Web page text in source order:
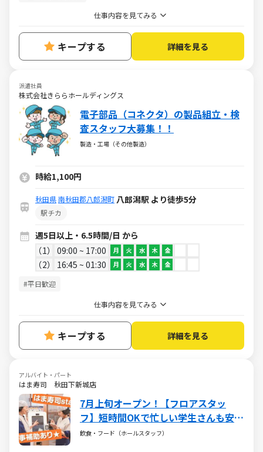
仕事内容を見てみる
キープする 詳細を見る
派遣社員
株式会社きららホールディングス
電子部品（コネクタ）の製品組立・検
査スタッフ大募集！！
製造・工場（その他製造）
時給1,100円
秋田県南秋田郡八郎潟町八郎潟駅 より徒歩5分
駅チカ
週5日以上・6.5時間/日 から
1
09:00 ~ 17:00 月 火 水 木 金
2 16:45 ~ 01:30 月 火 水 木 金
#平日歓迎
仕事内容を見てみる
キープする 詳細を見る
アルバイト・パート
はま寿司 秋田下新城店
7月上旬オープン！【フロアスタッ
フ】短時間OKで忙しい学生さんも安
心！＜ご注文はタッチパネルでセルフ
飲食・フード（ホールスタッフ）